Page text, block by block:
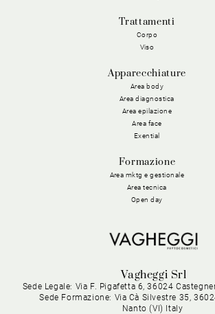
Trattamenti
Corpo
Viso
Apparecchiature
Area body
Area diagnostica
Area epilazione
Area face
Exential
Formazione
Area mktg e gestionale
Area tecnica
Open day
Vagheggi Srl
Sede Legale: Via F. Pigafetta 6, 36024
Sede Formazione: Via Cà Silvestre 35,
Nanto (VI) Italy